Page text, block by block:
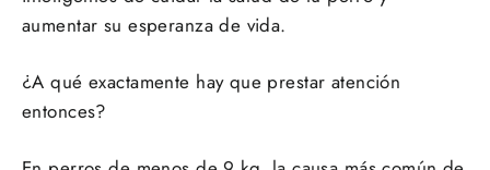
aumentar su esperanza de vida.
¿A qué exactamente hay que prestar atención
entonces?